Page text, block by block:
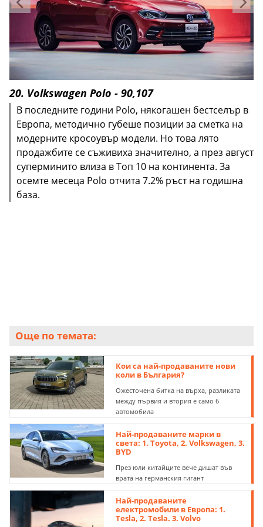
20. Volkswagen Polo - 90,107
В последните години Polo, някогашен бестселър в
Европа, методично губеше позиции за сметка на
модерните кросоувър модели. Но това лято
продажбите се съживиха значително, а през август
суперминито влиза в Топ 10 на континента. За
осемте месеца Polo отчита 7.2% ръст на годишна
база.
Още по темата:
Кои са най-продаваните нови
коли в България?
Ожесточена битка на върха, разликата
между първия и втория е само 6
автомобила
Най-продаваните марки в
света: 1. Toyota, 2. Volkswagen, 3.
BYD
През юли китайците вече дишат във
врата на германския гигант
Най-продаваните
електромобили в Европа: 1.
Tesla, 2. Tesla. 3. Volvo